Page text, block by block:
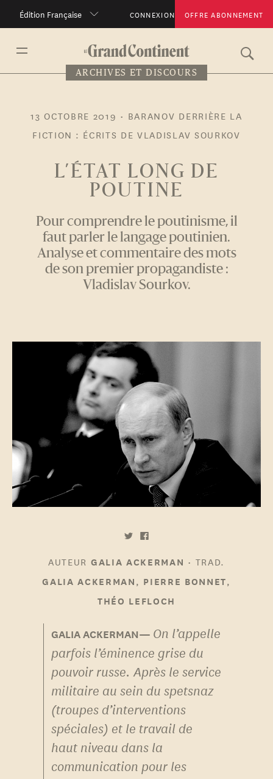
Édition Française CONNEXION OFFRE ABONNEMENT
ARCHIVES ET DISCOURS
13 OCTOBRE 2019 • BARANOV DERRIÈRE LA
FICTION : ÉCRITS DE VLADISLAV SOURKOV
L’ÉTAT LONG DE
POUTINE
Pour comprendre le poutinisme, il
faut parler le langage poutinien.
Analyse et commentaire des mots
de son premier propagandiste :
Vladislav Sourkov.
AUTEUR GALIA ACKERMAN • TRAD.
GALIA ACKERMAN, PIERRE BONNET,
THÉO LEFLOCH
On l’appelle
parfois l’éminence grise du
pouvoir russe. Après le service
militaire au sein du spetsnaz
(troupes d’interventions
spéciales) et le travail de
haut niveau dans la
communication pour les